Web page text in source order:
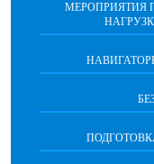
МЕРОПРИЯТИЯ